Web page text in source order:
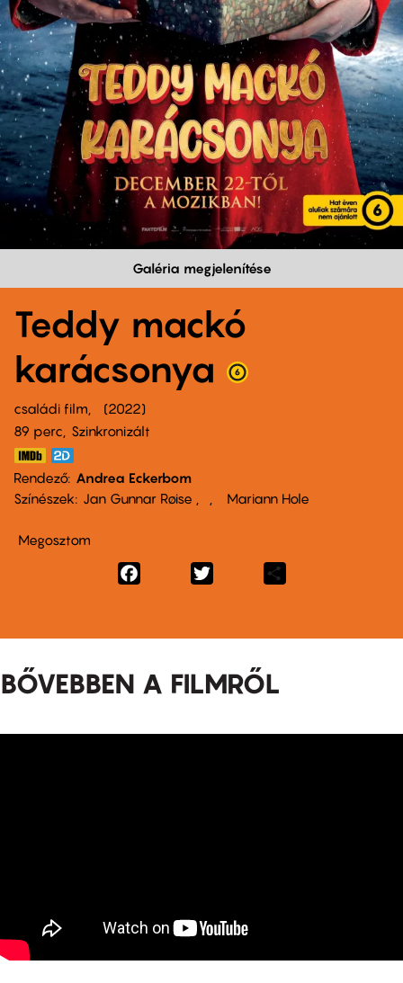
Galéria megjelenítése
Teddy mackó
karácsonya
családi film
2022
89 perc,
Szinkronizált
Rendező
Andrea Eckerbom
Színészek
Jan Gunnar Røise Mariann Hole
Megosztom
Facebook
BŐVEBBEN A FILMRŐL